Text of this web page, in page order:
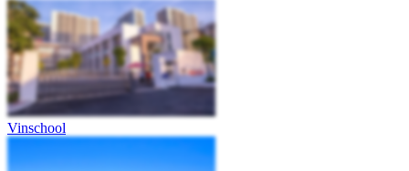
Vinschool